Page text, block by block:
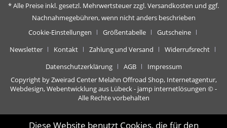
* Alle Preise inkl. gesetzl. Mehrwertsteuer zzgl.Versandkosten und ggf.
Nachnahmegebühren, wenn nicht anders beschrieben
Cookie-Einstellungen
Größentabelle
Gutscheine
Newsletter
Kontakt Zahlung und Versand
Widerrufsrecht
Datenschutzerklärung
AGB
Impressum
Copyright by Zweirad Center Melahn Offroad Shop, Internetagentur,
Webdesign, Webentwicklung aus Lübeck - jamp internetlösungen © -
Alle Rechte vorbehalten
Diese Website benutzt Cookies, die für den